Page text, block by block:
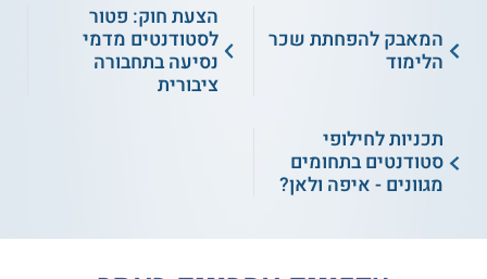
המאבק להפחתת שכר
הלימוד
הצעת חוק: פטור
לסטודנטים מדמי
נסיעה בתחבורה
ציבורית
תכניות לחילופי
סטודנטים בתחומים
מגוונים - איפה ולאן?